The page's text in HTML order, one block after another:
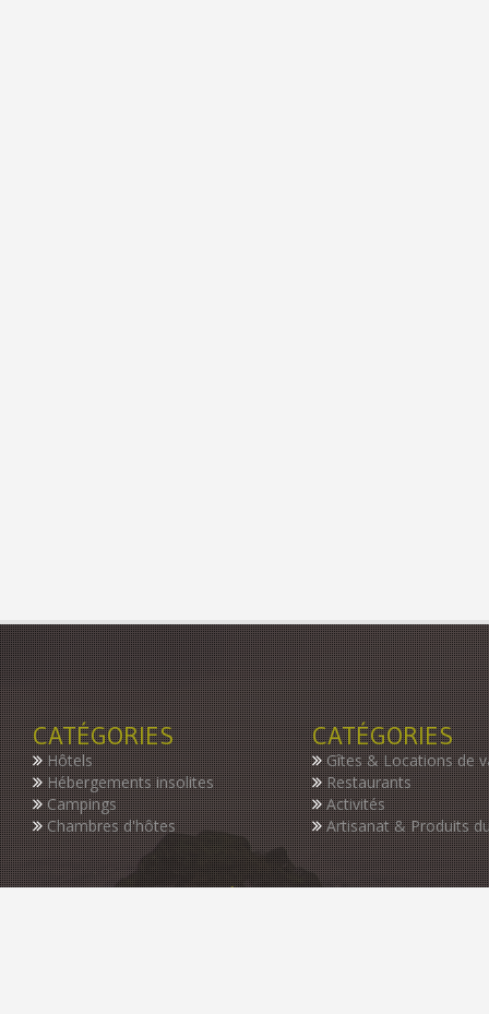
CATÉGORIES
Hôtels
Hébergements insolites
Campings
Chambres d'hôtes
CATÉGORIES
Gîtes & Locations de
Restaurants
Activités
Artisanat & Produits